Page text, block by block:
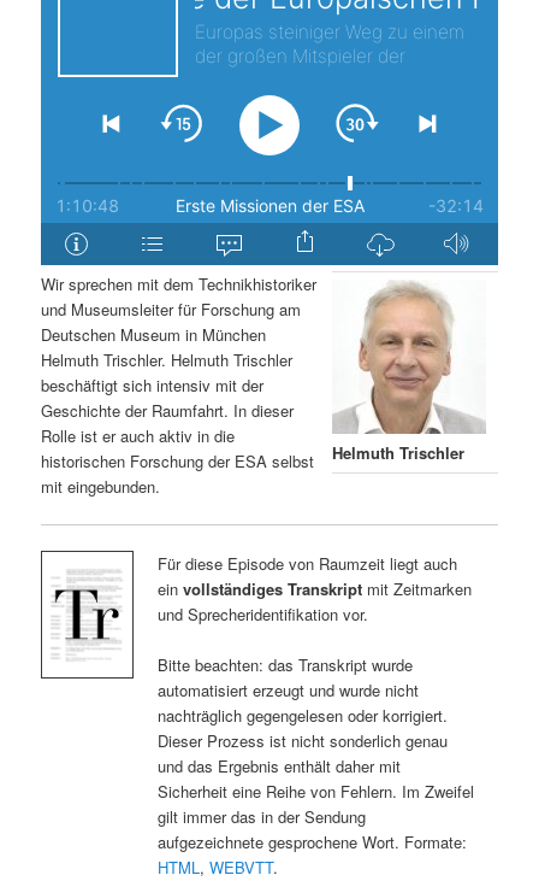
n
g
n
Helmuth Trischler
Wir sprechen mit dem Technikhistoriker
und Museumsleiter für Forschung am
Deutschen Museum in München
Helmuth Trischler. Helmuth Trischler
beschäftigt sich intensiv mit der
Geschichte der Raumfahrt. In dieser
Rolle ist er auch aktiv in die
historischen Forschung der ESA selbst
mit eingebunden.
Für diese Episode von Raumzeit liegt auch
ein vollständiges Transkriptmit Zeitmarken
und Sprecheridentifikation vor.
Bitte beachten: das Transkript wurde
automatisiert erzeugt und wurde nicht
nachträglich gegengelesen oder korrigiert.
Dieser Prozess ist nicht sonderlich genau
und das Ergebnis enthält daher mit
Sicherheit eine Reihe von Fehlern. Im Zweifel
gilt immer das in der Sendung
aufgezeichnete gesprochene Wort. Formate:
HTML, WEBVTT.